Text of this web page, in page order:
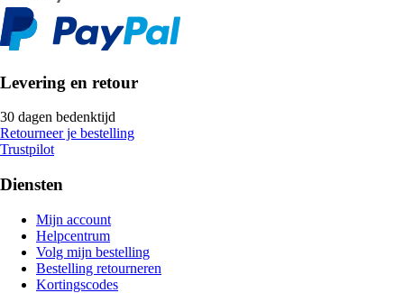
Levering en retour
30 dagen bedenktijd
Retourneer je bestelling
Trustpilot
Diensten
Mijn account
Helpcentrum
Volg mijn bestelling
Bestelling retourneren
Kortingscodes